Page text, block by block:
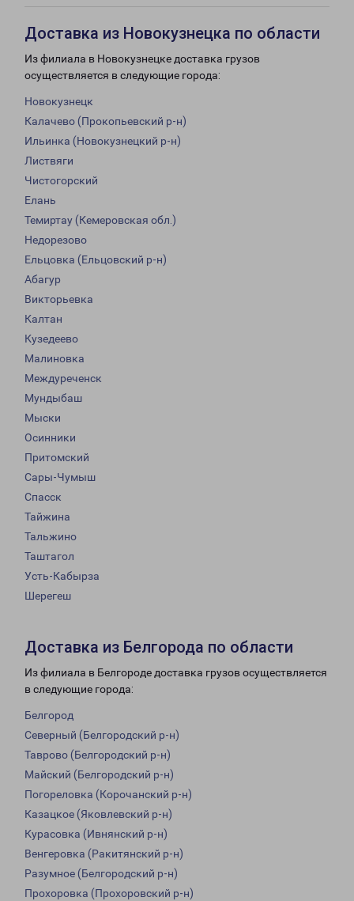
Доставка из Новокузнецка по области
Из филиала в Новокузнецке доставка грузов
осуществляется в следующие города:
Новокузнецк
Калачево (Прокопьевский р-н)
Ильинка (Новокузнецкий р-н)
Листвяги
Чистогорский
Елань
Темиртау (Кемеровская обл.)
Недорезово
Ельцовка (Ельцовский р-н)
Абагур
Викторьевка
Калтан
Кузедеево
Малиновка
Междуреченск
Мундыбаш
Мыски
Осинники
Притомский
Сары-Чумыш
Спасск
Тайжина
Тальжино
Таштагол
Усть-Кабырза
Шерегеш
Доставка из Белгорода по области
Из филиала в Белгороде доставка грузов осуществляется
в следующие города:
Белгород
Северный (Белгородский р-н)
Таврово (Белгородский р-н)
Майский (Белгородский р-н)
Погореловка (Корочанский р-н)
Казацкое (Яковлевский р-н)
Курасовка (Ивнянский р-н)
Венгеровка (Ракитянский р-н)
Разумное (Белгородский р-н)
Прохоровка (Прохоровский р-н)